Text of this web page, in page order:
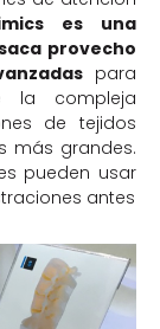
es una
provecho
para
la compleja
de tejidos
más grandes.
pueden usar
antes